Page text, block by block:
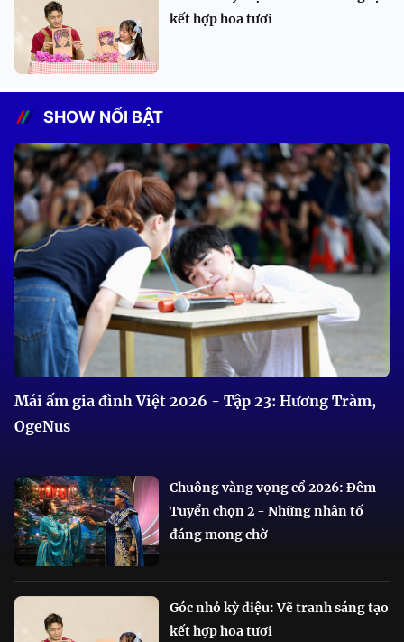
kết hợp hoa tươi
SHOW NỔI BẬT
Mái ấm gia đình Việt 2026 - Tập 23: Hương Tràm,
OgeNus
Chuông vàng vọng cổ 2026: Đêm
Tuyển chọn 2 - Những nhân tố
đáng mong chờ
Góc nhỏ kỳ diệu: Vẽ tranh sáng tạo
kết hợp hoa tươi